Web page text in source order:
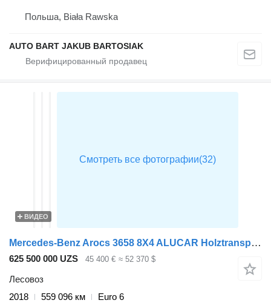
Польша, Biała Rawska
AUTO BART JAKUB BARTOSIAK
ВИДЕО
Mercedes-Benz Arocs 3658 8X4 ALUCAR Holztransporter Full Steel suspension Big-
625 500 000 UZS 45 400 € ≈ 52 370 $
Лесовоз
2018
559 096 км
Euro 6